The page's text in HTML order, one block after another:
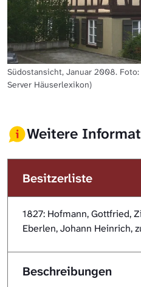
Südostansicht, Januar 2008.
Server Häuserlexikon)
Weitere
Besitzerliste
1827: Hofmann, Gottfried,
Eberlen, Johann Heinrich,
Beschreibungen